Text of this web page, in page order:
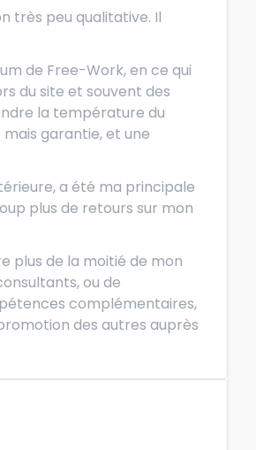
très peu qualitative. Il
de Free-Work, en ce qui
du site et souvent des
la température du
garantie, et une
a été ma principale
plus de retours sur mon
plus de la moitié de mon
ou de
complémentaires,
des autres auprès